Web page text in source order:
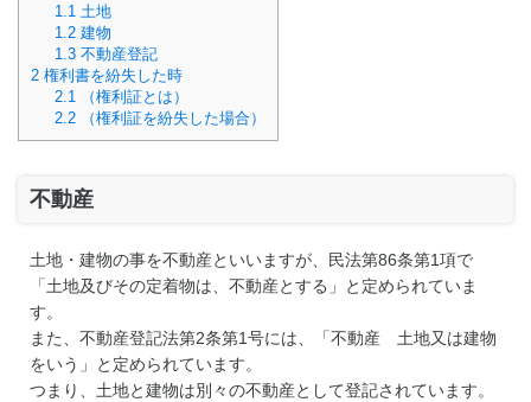
1.1 土地
1.2建物
1.3不動産登記
2 権利書を紛失した時
2.1
（権利証とは）
2.2（権利証を紛失した場合）
不動産
土地・建物の事を不動産といいますが、民法第86条第1項で
「土地及びその定着物は、不動産とする」と定められていま
す。
また、不動産登記法第2条第1号には、「不動産 土地又は建物
をいう」と定められています。
つまり、土地と建物は別々の不動産として登記されています。